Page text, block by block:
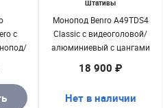
с
Штативы
Монопод Benro A49TDS4
Classic с видеоголовой/
алюминиевый с цангами
18 900 ₽
Нет в наличии